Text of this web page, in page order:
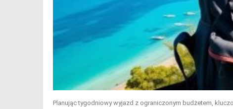
Planując tygodniowy wyjazd z ograniczonym budżetem,